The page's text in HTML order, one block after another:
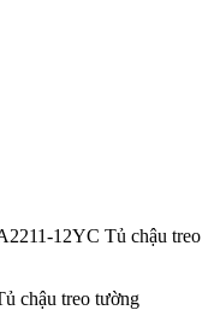
12YC Tủ chậu treo
chậu treo tường